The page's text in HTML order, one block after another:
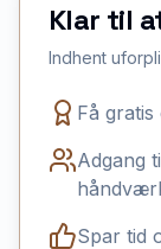
Klar til
Indhent
Få
Adgang
Spar tid